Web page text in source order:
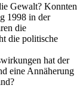
Gewalt? Konnten
1998 in der
die
die politische
hat der
eine Annäherung